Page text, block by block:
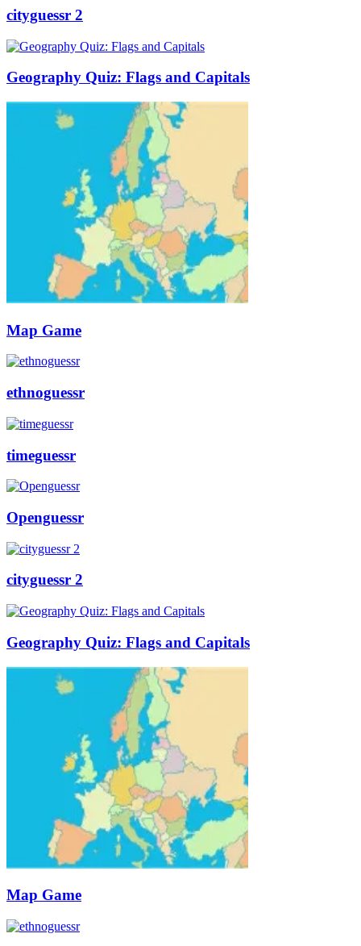
cityguessr 2
Geography Quiz: Flags and Capitals
Map Game
ethnoguessr
timeguessr
Openguessr
cityguessr 2
Geography Quiz: Flags and Capitals
Map Game